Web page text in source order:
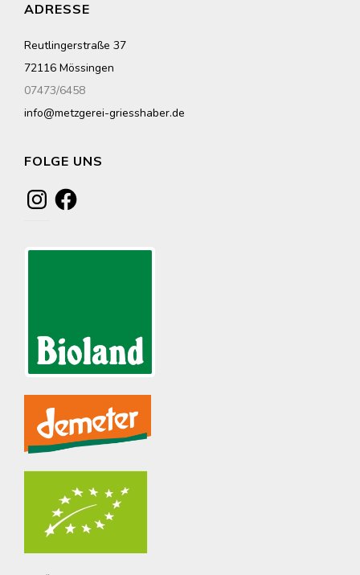
ADRESSE
Reutlingerstraße 37
72116 Mössingen
07473/6458
info@metzgerei-griesshaber.de
FOLGE UNS
InstagramFacebook